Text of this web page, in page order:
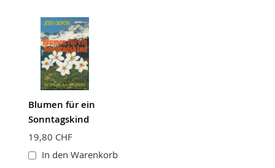
Blumen für ein
Sonntagskind
19,80 CHF
In den Warenkorb